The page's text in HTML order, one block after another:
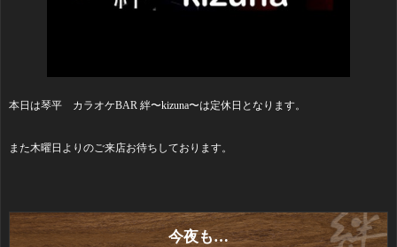
本日は琴平 カラオケBAR 絆〜kizuna〜は定休日となります。
また木曜日よりのご来店お待ちしております。
今夜も…